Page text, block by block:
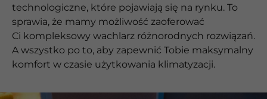
technologiczne, które pojawiają się na rynku. To
sprawia, że mamy możliwość zaoferować
Ci kompleksowy wachlarz różnorodnych rozwiązań.
A wszystko po to, aby zapewnić Tobie maksymalny
komfort w czasie użytkowania klimatyzacji.